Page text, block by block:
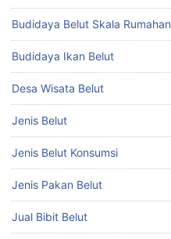
Budidaya Belut Skala Rumahan
Budidaya Ikan Belut
Desa Wisata Belut
Jenis Belut
Jenis Belut Konsumsi
Jenis Pakan Belut
Jual Bibit Belut